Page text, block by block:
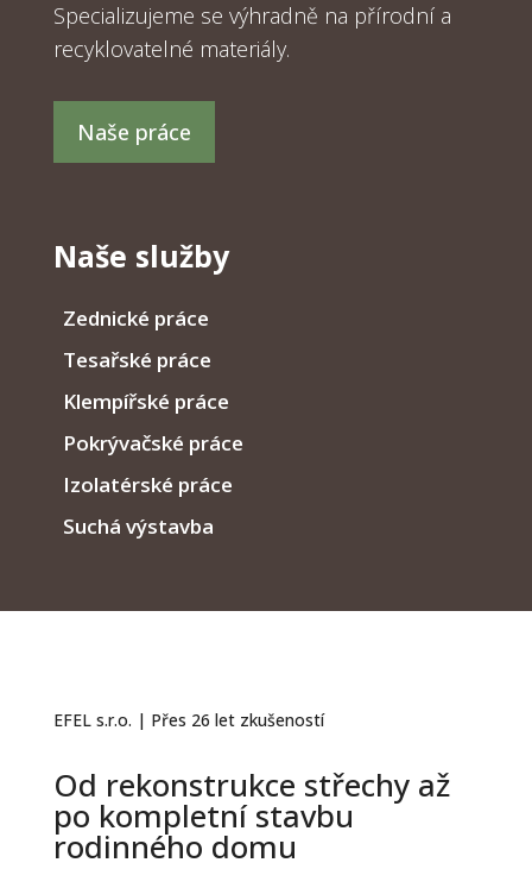
Specializujeme se výhradně na přírodní a
recyklovatelné materiály.
Naše práce
Naše služby
Zednické práce
Tesařské práce
Klempířské práce
Pokrývačské práce
Izolatérské práce
Suchá výstavba
EFEL s.r.o. | Přes 26 let zkušeností
Od rekonstrukce střechy až
po kompletní stavbu
rodinného domu